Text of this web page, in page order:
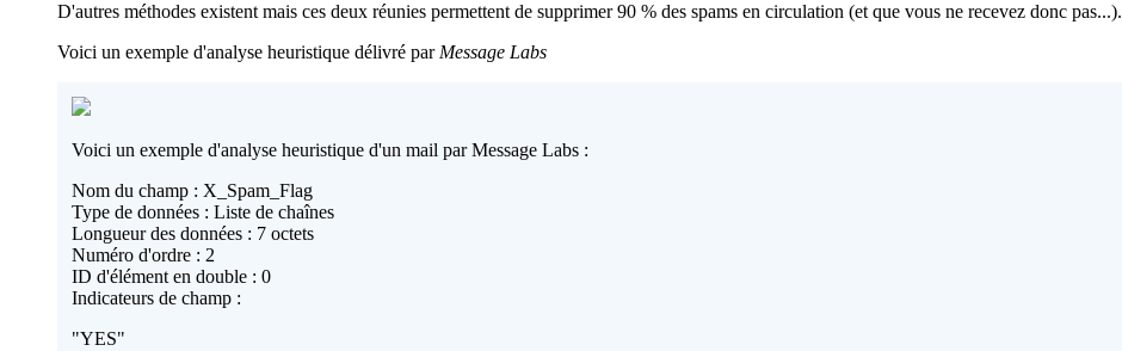
D'autres méthodes existent mais ces deux réunies permettent de supprimer 90 % des spams en circulation (et que vous ne recevez donc pas...).
Voici un exemple d'analyse heuristique délivré parMessage Labs
Voici un exemple d'analyse heuristique d'un mail par Message Labs :
Nom du champ : X_Spam_Flag
Type de données : Liste de chaînes
Longueur des données : 7 octets
Numéro d'ordre : 2
ID d'élément en double : 0
Indicateurs de champ :
"YES"